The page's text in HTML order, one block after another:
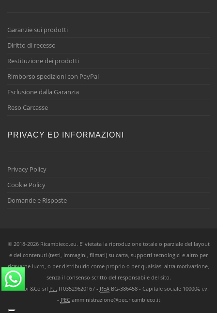
Garanzie sui prodotti
Diritto di recesso
Restituzione dei prodotti
Rimborso spedizioni con PayPal
Esclusione dalla Garanzia
Reso Carcasse
PRIVACY ED INFORMAZIONI
Privacy Policy
Cookie Policy
Domande e Risposte
© 2018-2026 Ricambieco.eu. E' vietata la riproduzione totale o parziale del layout
e dei contenuti (testi, immagini, filmati) su carta, supporti tecnologici e altro per
ricavarne lucro, o per distribuirlo come proprio o per qualsiasi altra motivazione,
senza il consenso scritto del responsabile del sito.
Ricambi &Co srl P.I. IT03529620167 - REABG-386458 - Capitale sociale 10000€ i.v.
- PECamministrazione@pec.ricambieco.it